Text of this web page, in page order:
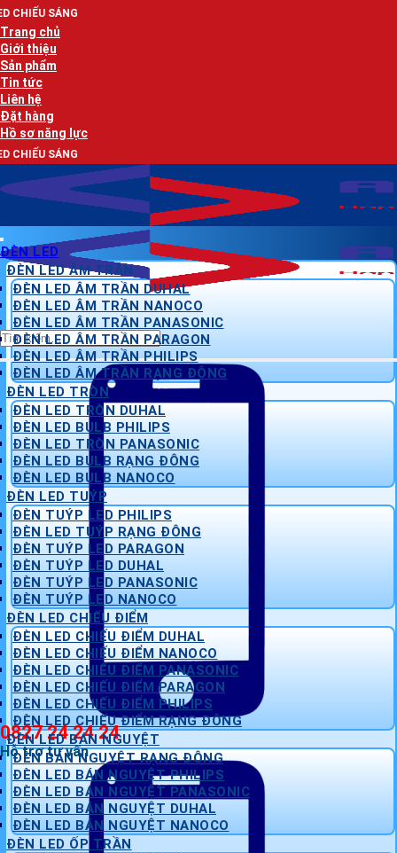
Bỏ
qua
nội
dung
Trang chủ
Giới thiệu
Sản phẩm
Tin tức
Liên hệ
Đặt hàng
Hồ sơ năng lực
Tìm
kiếm:
0827 24 24 24
Hỗ trợ tư vấn
ĐÈN LED
ĐÈN LED ÂM TRẦN
ĐÈN LED ÂM TRẦN DUHAL
ĐÈN LED ÂM TRẦN NANOCO
ĐÈN LED ÂM TRẦN PANASONIC
ĐÈN LED ÂM TRẦN PARAGON
ĐÈN LED ÂM TRẦN PHILIPS
ĐÈN LED ÂM TRẦN RẠNG ĐÔNG
ĐÈN LED TRÒN
ĐÈN LED TRÒN DUHAL
ĐÈN LED BULB PHILIPS
ĐÈN LED TRÒN PANASONIC
ĐÈN LED BULB RẠNG ĐÔNG
ĐÈN LED BULB NANOCO
ĐÈN LED TUÝP
ĐÈN TUÝP LED PHILIPS
ĐÈN LED TUÝP RẠNG ĐÔNG
ĐÈN TUÝP LED PARAGON
ĐÈN TUÝP LED DUHAL
ĐÈN TUÝP LED PANASONIC
ĐÈN TUÝP LED NANOCO
ĐÈN LED CHIẾU ĐIỂM
ĐÈN LED CHIẾU ĐIỂM DUHAL
ĐÈN LED CHIẾU ĐIỂM NANOCO
ĐÈN LED CHIẾU ĐIỂM PANASONIC
ĐÈN LED CHIẾU ĐIỂM PARAGON
ĐÈN LED CHIẾU ĐIỂM PHILIPS
ĐÈN LED CHIẾU ĐIỂM RẠNG ĐÔNG
ĐÈN LED BÁN NGUYỆT
ĐÈN BÁN NGUYỆT RẠNG ĐÔNG
ĐÈN LED BÁN NGUYỆT PHILIPS
ĐÈN LED BÁN NGUYỆT PANASONIC
ĐÈN LED BÁN NGUYỆT DUHAL
ĐÈN LED BÁN NGUYỆT NANOCO
ĐÈN LED ỐP TRẦN